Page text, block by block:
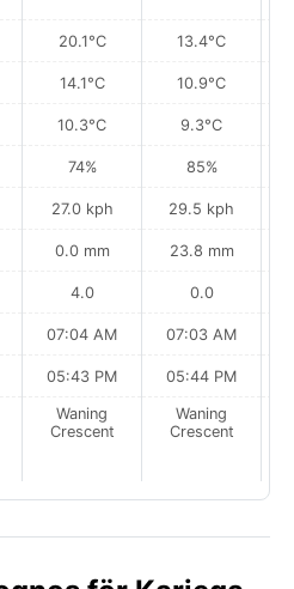
20.1°C
14.1°C
10.3°C
74%
27.0 kph
0.0 mm
4.0
07:04 AM
05:43 PM
Waning
Crescent
13.4°C
10.9°C
9.3°C
85%
29.5 kph
23.8 mm
0.0
07:03 AM
05:44 PM
Waning
Crescent